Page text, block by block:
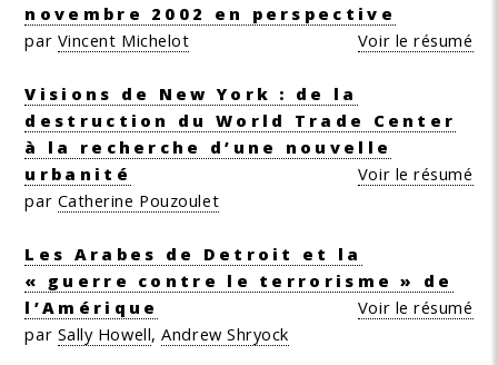
novembre 2002 en perspective
Voir le résumé
par Vincent Michelot
Visions de New York : de la
destruction du World Trade Center
à la recherche d’une nouvelle
urbanité
Voir le résumé
par Catherine Pouzoulet
Les Arabes de Detroit et la
« guerre contre le terrorisme » de
l’Amérique
Voir le résumé
par Sally Howell,Andrew Shryock